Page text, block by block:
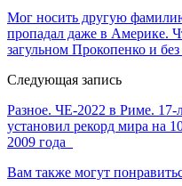
Мог носить другую
пропадал даже в Америке.
загульном Прокопенко и
Следующая запись
Разное. ЧЕ-2022 в Риме.
установил рекорд мира на
2009 года
Вам также могут